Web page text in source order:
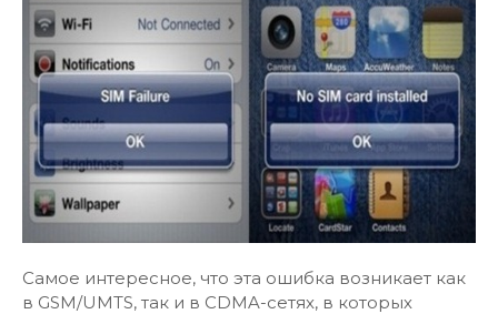
Самое интересное, что эта ошибка возникает как
в GSM/UMTS, так и в CDMA-сетях, в которых